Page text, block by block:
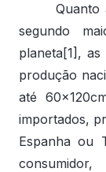
Quanto
segundo
planeta[1],
produção
até
importados,
Espanha ou